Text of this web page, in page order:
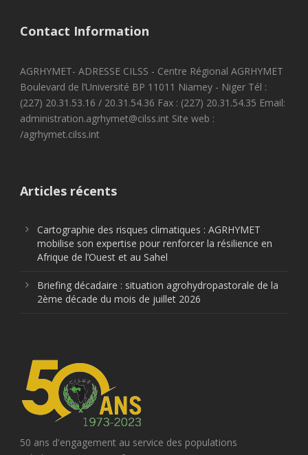
Contact Information
AGRHYMET- ADRESSE CILSS - Centre Régional AGRHYMET
Boulevard de l’Université BP 11011 Niamey - Niger Tél :
(227) 20.31.53.16 / 20.31.54.36 Fax : (227) 20.31.54.35 Email:
administration.agrhymet@cilss.int Site web :
/agrhymet.cilss.int
Articles récents
Cartographie des risques climatiques : AGRHYMET
mobilise son expertise pour renforcer la résilience en
Afrique de l’Ouest et au Sahel
Briefing décadaire : situation agrohydropastorale de la
2ème décade du mois de juillet 2026
50 ans d'engagement au service des populations